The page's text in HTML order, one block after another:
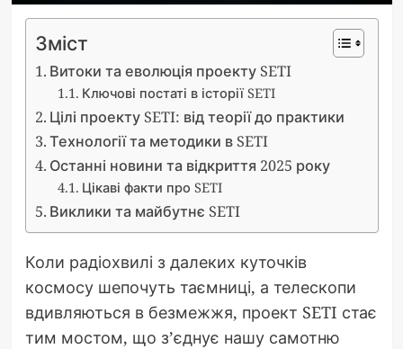
Зміст
Витоки та еволюція проекту SETI
Ключові постаті в історії SETI
Цілі проекту SETI: від теорії до практики
Технології та методики в SETI
Останні новини та відкриття 2025 року
Цікаві факти про SETI
Виклики та майбутнє SETI
Коли радіохвилі з далеких куточків
космосу шепочуть таємниці, а телескопи
вдивляються в безмежжя, проект SETI стає
тим мостом, що з’єднує нашу самотню